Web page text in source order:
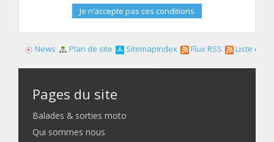
News Plan de site SitemapIndex Flux RSS Liste des
Pages du site
Balades & sorties moto
Qui sommes nous